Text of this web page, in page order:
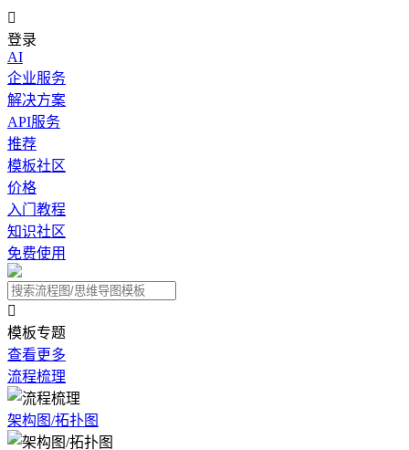

登录
AI
企业服务
解决方案
API服务
推荐
模板社区
价格
入门教程
知识社区
免费使用

模板专题
查看更多
流程梳理
架构图/拓扑图